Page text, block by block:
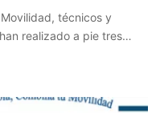
técnicos y
realizado a pie tres…